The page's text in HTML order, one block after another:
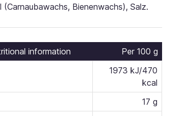
Bienenwachs), Salz.
information
Per 100 g
1973 kJ/470
kcal
17 g